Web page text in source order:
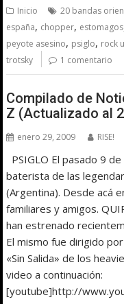
Inicio 20 bandas
españa, chopper, estomagos
peyote asesino, psiglo, rock
trotsky 1 comentario
Compilado de
Z (Actualizado al
enero 29, 2009 RISE!
PSIGLO El pasado 9
baterista de las
(Argentina). Desde acá
familiares y amigos.
han estrenado
El mismo fue dirigido
«Sin Salida» de los
video a continuación:
[youtube]http://